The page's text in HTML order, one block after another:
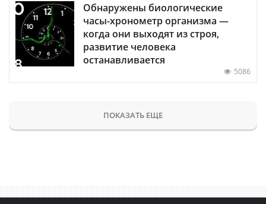
Обнаружены биологические
часы-хронометр организма —
когда они выходят из строя,
развитие человека
останавливается
5086
ПОКАЗАТЬ ЕЩЕ